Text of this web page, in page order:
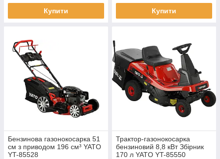
Купити Купити
Бензинова газонокосарка 51
см з приводом 196 см³ YATO
YT-85528
Трактор-газонокосарка
бензиновий 8,8 кВт Збірник
170 л YATO YT-85550